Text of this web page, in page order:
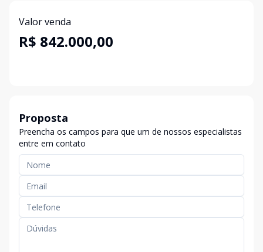
Valor venda
R$ 842.000,00
Proposta
Preencha os campos para que um de nossos especialistas
entre em contato